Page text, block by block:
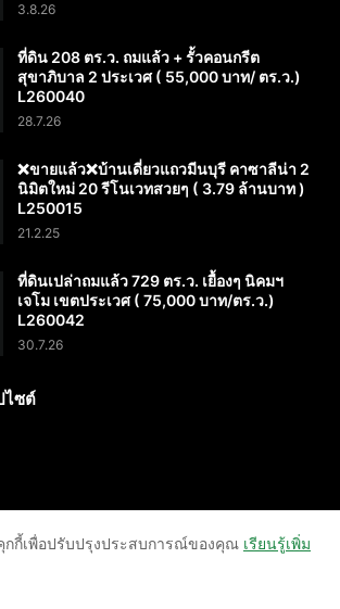
3.8.26
ที่ดิน 208 ตร.ว. ถมแล้ว + รั้วคอนกรีต
สุขาภิบาล 2 ประเวศ ( 55,000 บาท/ ตร.ว.)
L260040
28.7.26
❌️ขายแล้ว❌️บ้านเดี่ยวแถวมีนบุรี คาซาลีน่า 2
นิมิตใหม่ 20 รีโนเวทสวยๆ ( 3.79 ล้านบาท )
L250015
21.2.25
ที่ดินเปล่าถมแล้ว 729 ตร.ว. เยื้องๆ นิคมฯ
เจโม เขตประเวศ ( 75,000 บาท/ตร.ว.)
L260042
30.7.26
ไซต์
กกี้เพื่อปรับปรุงประสบการณ์ของคุณ เรียนรู้เพิ่ม